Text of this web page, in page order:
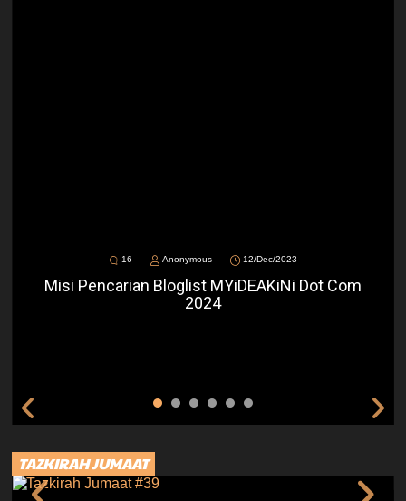
16 Anonymous 12/Dec/2023
Misi Pencarian Bloglist MYiDEAKiNi Dot Com
2024
TAZKIRAH JUMAAT